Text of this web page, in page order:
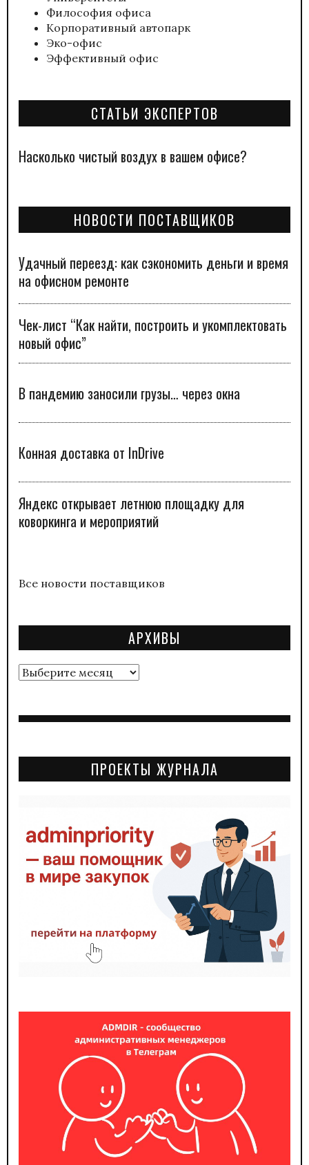
Философия офиса
Корпоративный автопарк
Эко-офис
Эффективный офис
СТАТЬИ ЭКСПЕРТОВ
Насколько чистый воздух в вашем офисе?
НОВОСТИ ПОСТАВЩИКОВ
Удачный переезд: как сэкономить деньги и время
на офисном ремонте
Чек-лист “Как найти, построить и укомплектовать
новый офис”
В пандемию заносили грузы… через окна
Конная доставка от InDrive
Яндекс открывает летнюю площадку для
коворкинга и мероприятий
Все новости поставщиков
АРХИВЫ
Архивы
ПРОЕКТЫ ЖУРНАЛА